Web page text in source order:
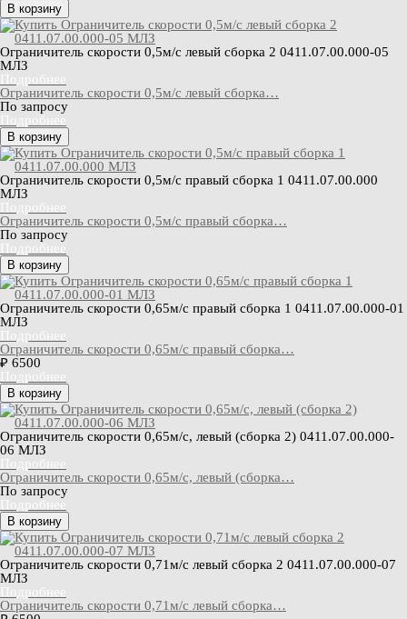
В корзину
Ограничитель скорости 0,5м/с левый сборка 2 0411.07.00.000-05
МЛЗ
Подробнее
Ограничитель скорости 0,5м/с левый сборка…
По запросу
Подробнее
В корзину
Ограничитель скорости 0,5м/с правый сборка 1 0411.07.00.000
МЛЗ
Подробнее
Ограничитель скорости 0,5м/с правый сборка…
По запросу
Подробнее
В корзину
Ограничитель скорости 0,65м/с правый сборка 1 0411.07.00.000-01
МЛЗ
Подробнее
Ограничитель скорости 0,65м/с правый сборка…
₽ 6500
Подробнее
В корзину
Ограничитель скорости 0,65м/с, левый (сборка 2) 0411.07.00.000-
06 МЛЗ
Подробнее
Ограничитель скорости 0,65м/с, левый (сборка…
По запросу
Подробнее
В корзину
Ограничитель скорости 0,71м/с левый сборка 2 0411.07.00.000-07
МЛЗ
Подробнее
Ограничитель скорости 0,71м/с левый сборка…